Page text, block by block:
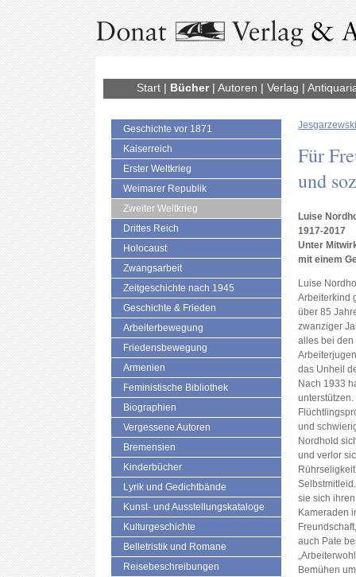
Start| Bücher| Autoren | Verlag |
Geschichte vor 1871
Kaiserreich
Erster Weltkrieg
Weimarer Republik
Zweiter Weltkrieg
Drittes Reich
Holocaust
Zwangsarbeit
Zeitgeschichte nach 1945
Geschichte & Frieden
Arbeiterbewegung
Friedensbewegung
Armenien
Feministische Bibliothek
Biographien
Vergessene Autoren
Bremensien
Kinderbücher
Lyrik und Gedichtbände
Kunst- und Ausstellungskataloge
Kulturgeschichte
Belletristik und Romane
Reisebeschreibungen
Für
und
Luise
1917-2017
Unter
mit einem
Luise
Arbeiterkind
über 85
zwanziger
alles bei den
das Unheil
Nach 1933
und
Nordhold
und verlor
sie sich
Kameraden
auch Pate
Bemühen